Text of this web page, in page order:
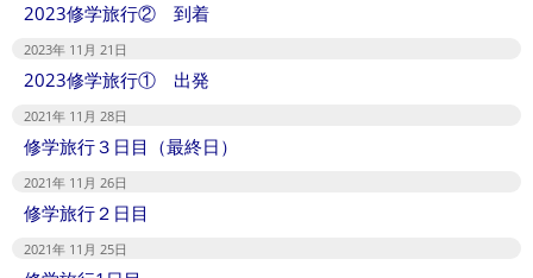
2023修学旅行② 到着
2023年 11月 21日
2023修学旅行① 出発
2021年 11月 28日
修学旅行３日目（最終日）
2021年 11月 26日
修学旅行２日目
2021年 11月 25日